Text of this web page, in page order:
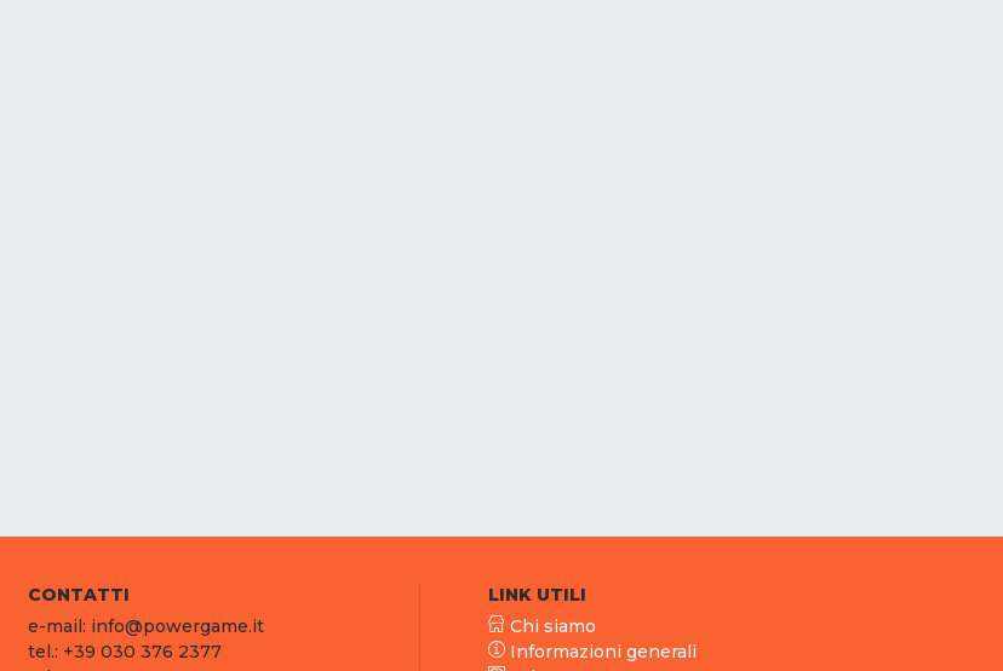
CONTATTI
e-mail: info@powergame.it
tel.: +39 030 376 2377
LINK UTILI
Chi siamo
Informazioni generali